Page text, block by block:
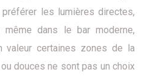
les lumières directes,
dans le bar moderne,
valeur certaines zones de la
douces ne sont pas un choix